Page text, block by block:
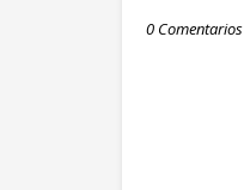
0 Comentarios